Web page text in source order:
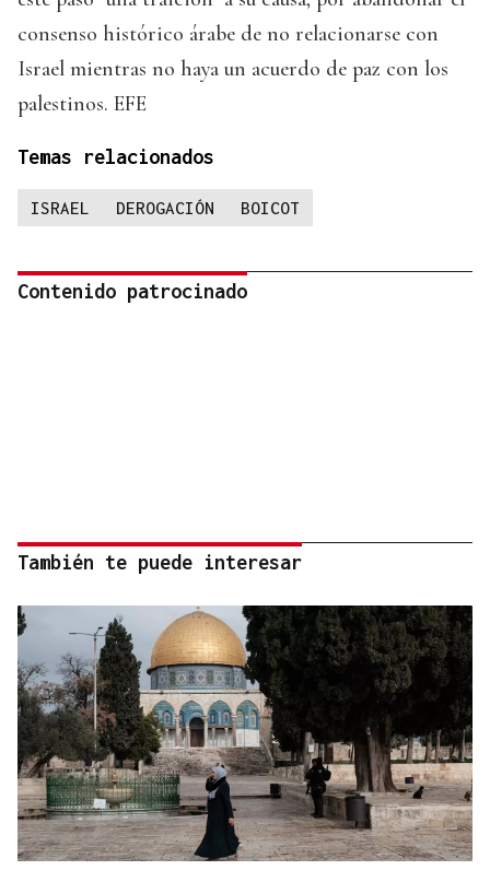
consenso histórico árabe de no relacionarse con
Israel mientras no haya un acuerdo de paz con los
palestinos. EFE
Temas relacionados
ISRAEL DEROGACIÓN BOICOT
Contenido patrocinado
También te puede interesar